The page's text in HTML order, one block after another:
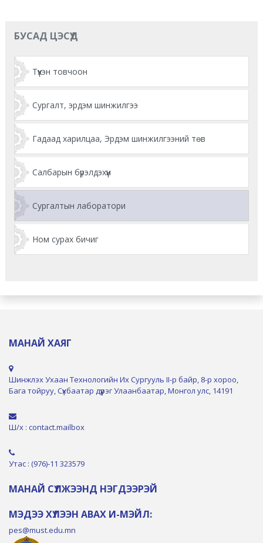
БУСАД ЦЭСҮҮД
Түүхэн товчоон
Сургалт, эрдэм шинжилгээ
Гадаад харилцаа, Эрдэм шинжилгээний төв
Салбарын бүрэлдэхүүн
Сургалтын лаборатори
Ном сурах бичиг
МАНАЙ ХАЯГ
Шинжлэх Ухаан Технологийн Их Сургууль II-р байр, 8-р хороо,
Бага тойруу, Сүхбаатар дүүрэг Улаанбаатар, Монгол улс, 14191
Ш/х : contact.mailbox
Утас : (976)-11 323579
МАНАЙ СҮЛЖЭЭНД НЭГДЭЭРЭЙ
МЭДЭЭ ХҮЛЭЭН АВАХ И-МЭЙЛ:
pes@must.edu.mn